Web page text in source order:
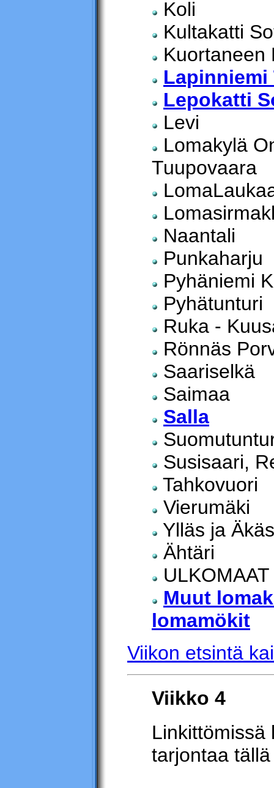
Koli
Kultakatti
Kuortaneen
Lapinniemi
Lepokatti
Levi
Lomakylä
Tuupovaara
Naantali
Punkaharju
Pyhäniemi
Pyhätunturi
Ruka -
Rönnäs
Saariselkä
Saimaa
Salla
Susisaari,
Tahkovuori
Vierumäki
Ylläs ja
Ähtäri
ULKOMAAT
Muut
lomamökit
Viikon etsintä
Viikko 4
Linkittömissä
tarjontaa